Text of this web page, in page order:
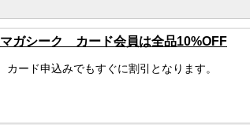
マガシーク カード会員は全品10%OFF
カード申込みでもすぐに割引となります。